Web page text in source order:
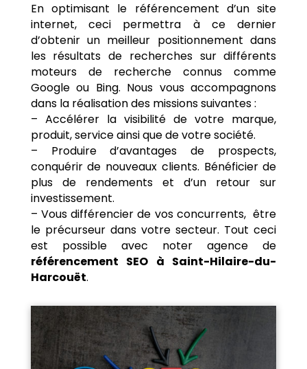
En optimisant le référencement d’un site
internet, ceci permettra à ce dernier
d’obtenir un meilleur positionnement dans
les résultats de recherches sur différents
moteurs de recherche connus comme
Google ou Bing. Nous vous accompagnons
dans la réalisation des missions suivantes :
– Accélérer la visibilité de votre marque,
produit, service ainsi que de votre société.
– Produire d’avantages de prospects,
conquérir de nouveaux clients. Bénéficier de
plus de rendements et d’un retour sur
investissement.
– Vous différencier de vos concurrents, être
le précurseur dans votre secteur. Tout ceci
est possible avec noter agence de
référencement SEO à Saint-Hilaire-du-
Harcouët.